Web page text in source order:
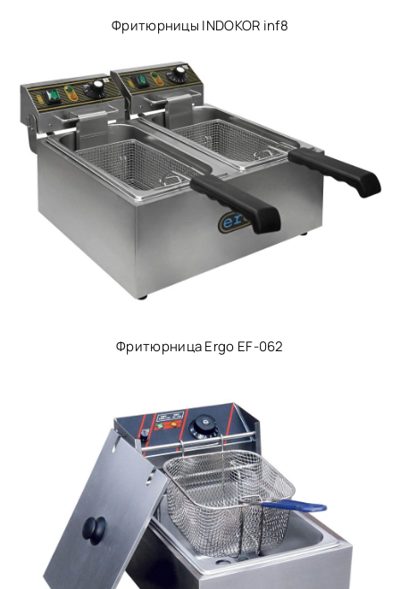
Фритюрницы INDOKOR inf8
Фритюрница Ergo EF-062